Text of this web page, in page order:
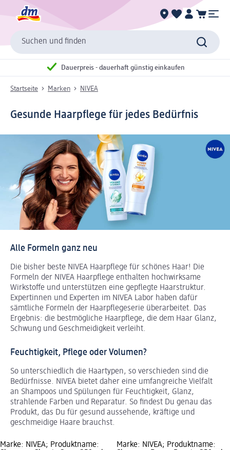
Suchen und finden
Dauerpreis - dauerhaft günstig einkaufen
Startseite Marken NIVEA
Gesunde Haarpflege für jedes Bedürfnis
Alle Formeln ganz neu
Die bisher beste NIVEA Haarpflege für schönes Haar! Die
Formeln der NIVEA Haarpflege enthalten hochwirksame
Wirkstoffe und unterstützen eine gepflegte Haarstruktur.
Expertinnen und Experten im NIVEA Labor haben dafür
sämtliche Formeln der Haarpflegeserie überarbeitet. Das
Ergebnis: die bestmögliche Haarpflege, die dem Haar Glanz,
Schwung und Geschmeidigkeit verleiht.
Feuchtigkeit, Pflege oder Volumen?
So unterschiedlich die Haartypen, so verschieden sind die
Bedürfnisse. NIVEA bietet daher eine umfangreiche Vielfalt
an Shampoos und Spülungen für Feuchtigkeit, Glanz,
strahlende Farben und Reparatur. So findest Du genau das
Produkt, das Du für gesund aussehende, kräftige und
geschmeidige Haare brauchst.
Marke: NIVEA; Produktname:
Marke: NIVEA; Produktname: